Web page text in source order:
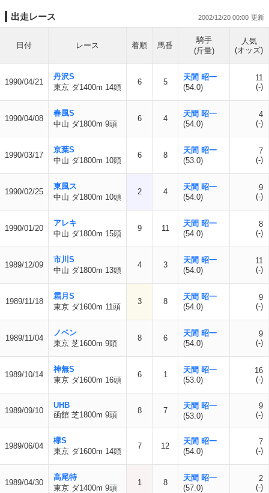
出走レース 2002/12/20 00:00
日付 レース 着順 馬番
騎手
(斤量)
人気
(オッズ)
1990/04/21
丹沢S
東京 ダ1400m 14頭
6 5
天間 昭一
(54.0)
11
(-)
1990/04/08
春風S
中山 ダ1800m 9頭
6 4
天間 昭一
(54.0)
4
(-)
1990/03/17
京葉S
中山 ダ1800m 10頭
6 8
天間 昭一
(53.0)
7
(-)
1990/02/25
東風ス
中山 ダ1800m 10頭
2 4
天間 昭一
(54.0)
9
(-)
1990/01/20
アレキ
中山 ダ1800m 15頭
9 11
天間 昭一
(54.0)
8
(-)
1989/12/09
市川S
中山 ダ1800m 13頭
4 3
天間 昭一
(54.0)
11
(-)
1989/11/18
霜月S
東京 ダ1600m 11頭
3 8
天間 昭一
(54.0)
9
(-)
1989/11/04
ノベン
東京 芝1600m 9頭
8 6
天間 昭一
(54.0)
9
(-)
1989/10/14
神無S
東京 ダ1600m 16頭
6 1
天間 昭一
(53.0)
16
(-)
1989/09/10
UHB
函館 芝1800m 9頭
8 7
天間 昭一
(53.0)
9
(-)
1989/06/04
欅S
東京 ダ1600m 14頭
7 12
天間 昭一
(54.0)
7
(-)
1989/04/30
高尾特
東京 ダ1400m 9頭
1 8
天間 昭一
(57.0)
2
(-)